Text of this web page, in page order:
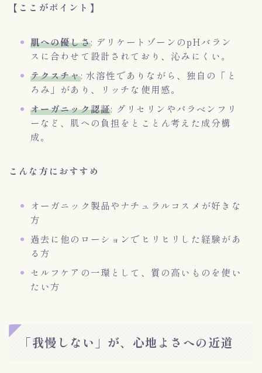
【ここがポイント】
肌への優しさ: デリケートゾーンのpHバラン
スに合わせて設計されており、沁みにくい。
テクスチャ: 水溶性でありながら、独自の「と
ろみ」があり、リッチな使用感。
オーガニック認証: グリセリンやパラベンフリ
ーなど、肌への負担をとことん考えた成分構
成。
こんな方におすすめ
オーガニック製品やナチュラルコスメが好きな
方
過去に他のローションでヒリヒリした経験があ
る方
セルフケアの一環として、質の高いものを使い
たい方
「我慢しない」が、心地よさへの近道